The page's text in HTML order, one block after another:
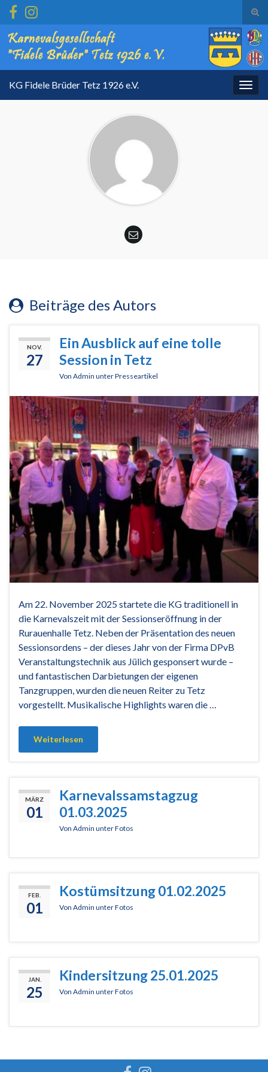
Search for:
KG Fidele Brüder Tetz 1926 e.V.
Beiträge des Autors
NOV.
27
Ein Ausblick auf eine tolle
Session in Tetz
Von Admin unterPresseartikel
Am 22. November 2025 startete die KG traditionell in
die Karnevalszeit mit der Sessionseröffnung in der
Rurauenhalle Tetz. Neben der Präsentation des neuen
Sessionsordens – der dieses Jahr von der Firma DPvB
Veranstaltungstechnik aus Jülich gesponsert wurde –
und fantastischen Darbietungen der eigenen
Tanzgruppen, wurden die neuen Reiter zu Tetz
vorgestellt. Musikalische Highlights waren die …
Weiterlesen
MÄRZ
01
Karnevalssamstagzug
01.03.2025
Von Admin unterFotos
FEB.
01
Kostümsitzung 01.02.2025
Von Admin unterFotos
JAN.
25
Kindersitzung 25.01.2025
Von Admin unterFotos